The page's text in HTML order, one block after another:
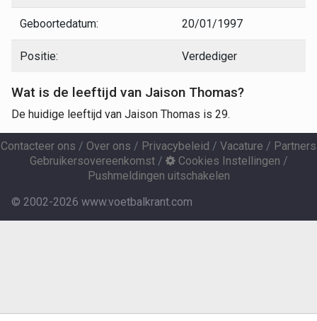
Geboortedatum: 20/01/1997
Positie: Verdediger
Wat is de leeftijd van Jaison Thomas?
De huidige leeftijd van Jaison Thomas is 29.
Contacteer ons / Over ons / Privacybeleid / Vacature / Partners
Gebruikersovereenkomst/ Cookies Instellingen /
Pushmeldingen uitschakelen
© 2002-2026 www.voetbalkrant.com